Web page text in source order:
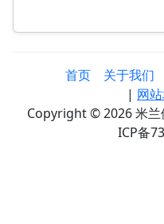
首页 关于我们
| 网
Copyright © 2026 米兰
ICP备